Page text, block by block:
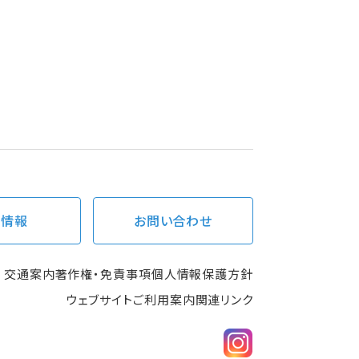
報 お問い合わせ
交通案内著作権・免責事項個人情報保護方針
ウェブサイトご利用案内関連リンク